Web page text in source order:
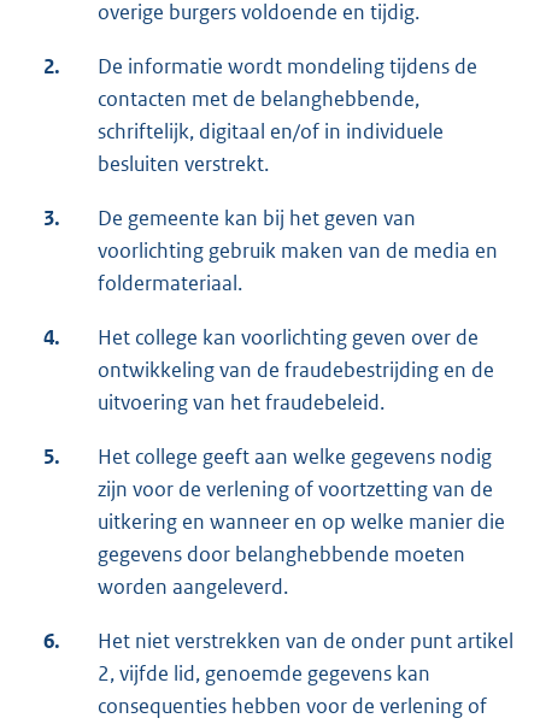
overige burgers voldoende en tijdig.
2.
De informatie wordt mondeling tijdens de
contacten met de belanghebbende,
schriftelijk, digitaal en/of in individuele
besluiten verstrekt.
3.
De gemeente kan bij het geven van
voorlichting gebruik maken van de media en
foldermateriaal.
4.
Het college kan voorlichting geven over de
ontwikkeling van de fraudebestrijding en de
uitvoering van het fraudebeleid.
5.
Het college geeft aan welke gegevens nodig
zijn voor de verlening of voortzetting van de
uitkering en wanneer en op welke manier die
gegevens door belanghebbende moeten
worden aangeleverd.
6.
Het niet verstrekken van de onder punt artikel
2, vijfde lid, genoemde gegevens kan
consequenties hebben voor de verlening of